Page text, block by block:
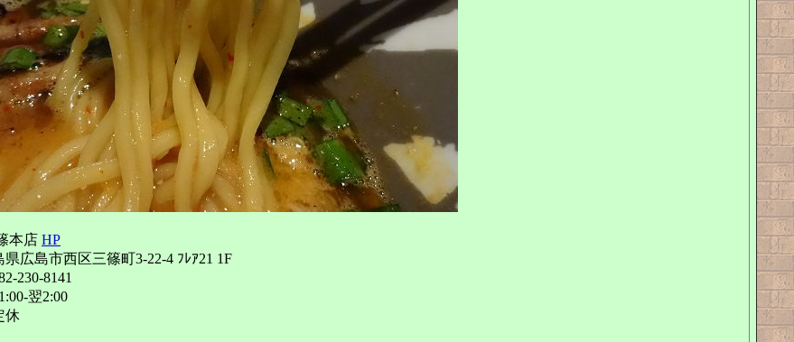
本店 HP
広島市西区三篠町3-22-4 ﾌﾚｱ21 1F
230-8141
翌2:00
休